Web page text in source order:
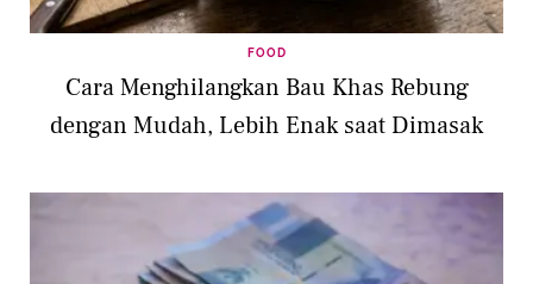
FOOD
Cara Menghilangkan Bau Khas Rebung
dengan Mudah, Lebih Enak saat Dimasak